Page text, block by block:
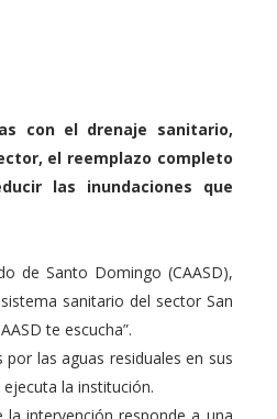
con el drenaje sanitario,
el reemplazo completo
las inundaciones que
de Santo Domingo (CAASD),
sanitario del sector San
te escucha”.
las aguas residuales en sus
la institución.
la intervención responde a una